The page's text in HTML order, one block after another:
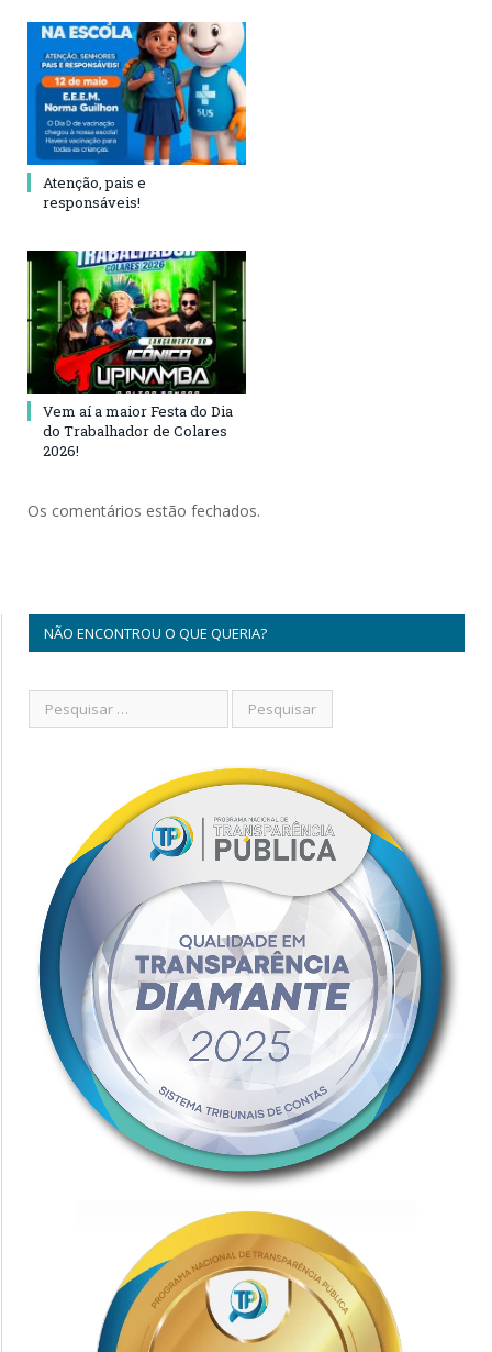
Atenção, pais e
responsáveis!
Vem aí a maior Festa do Dia
do Trabalhador de Colares
2026!
Os comentários estão fechados.
NÃO ENCONTROU O QUE QUERIA?